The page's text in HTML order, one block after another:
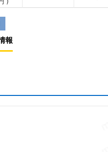
報